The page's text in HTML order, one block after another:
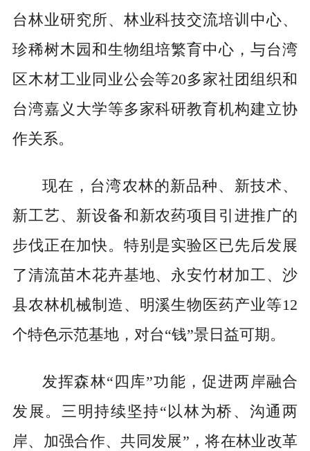
台林业研究所、林业科技交流培训中心、
珍稀树木园和生物组培繁育中心，与台湾
区木材工业同业公会等20多家社团组织和
台湾嘉义大学等多家科研教育机构建立协
作关系。
现在，台湾农林的新品种、新技术、
新工艺、新设备和新农药项目引进推广的
步伐正在加快。特别是实验区已先后发展
了清流苗木花卉基地、永安竹材加工、沙
县农林机械制造、明溪生物医药产业等12
个特色示范基地，对台“钱”景日益可期。
发挥森林“四库”功能，促进两岸融合
发展。三明持续坚持“以林为桥、沟通两
岸、加强合作、共同发展”，将在林业改革